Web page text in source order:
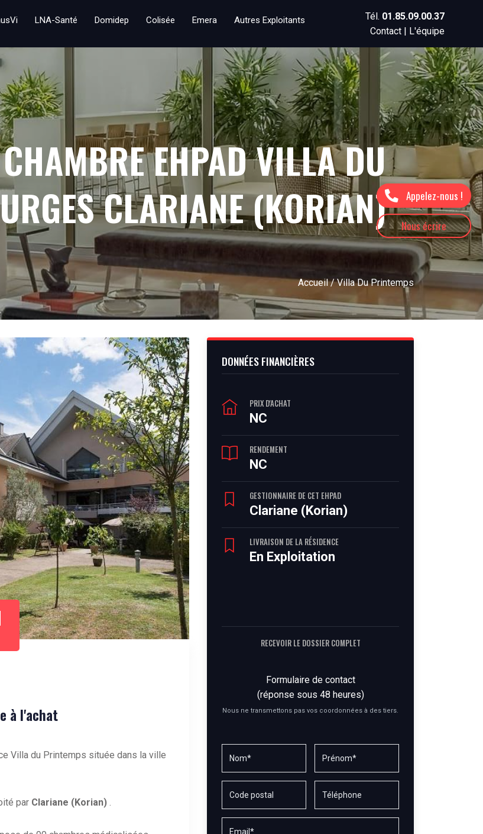
Appelez-nous !
Nous écrire
LNA-Santé Domidep Colisée Emera Autres Exploitants Tél. 01.85.09.00.37
Contact | L'équipe
EHPAD VILLA DU
CLARIANE (KORIAN)
Accueil/ Villa Du Printemps
à l'achat
Villa du Printemps située dans la ville
par Clariane (Korian) .
DONNÉES FINANCIÈRES
PRIX D'ACHAT
NC
RENDEMENT
NC
GESTIONNAIRE DE CET EHPAD
Clariane (Korian)
LIVRAISON DE LA RÉSIDENCE
En Exploitation
RECEVOIR LE DOSSIER COMPLET
Formulaire de contact
(réponse sous 48 heures)
Nous ne transmettons pas vos coordonnées à des tiers.